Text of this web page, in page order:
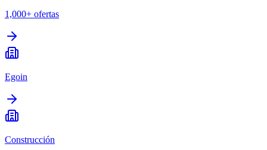
1,000+ ofertas
Egoin
Construcción